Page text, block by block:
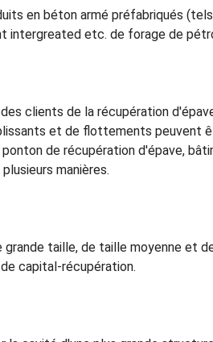
en béton armé préfabriqués
intergreated etc. de forage de
clients de la récupération
et de flottements peuvent
de récupération d'épave,
manières.
grande taille, de taille moyenne et
capital-récupération.